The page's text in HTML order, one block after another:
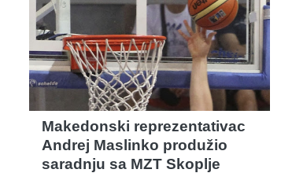
Makedonski reprezentativac
Andrej Maslinko produžio
saradnju sa MZT Skoplje